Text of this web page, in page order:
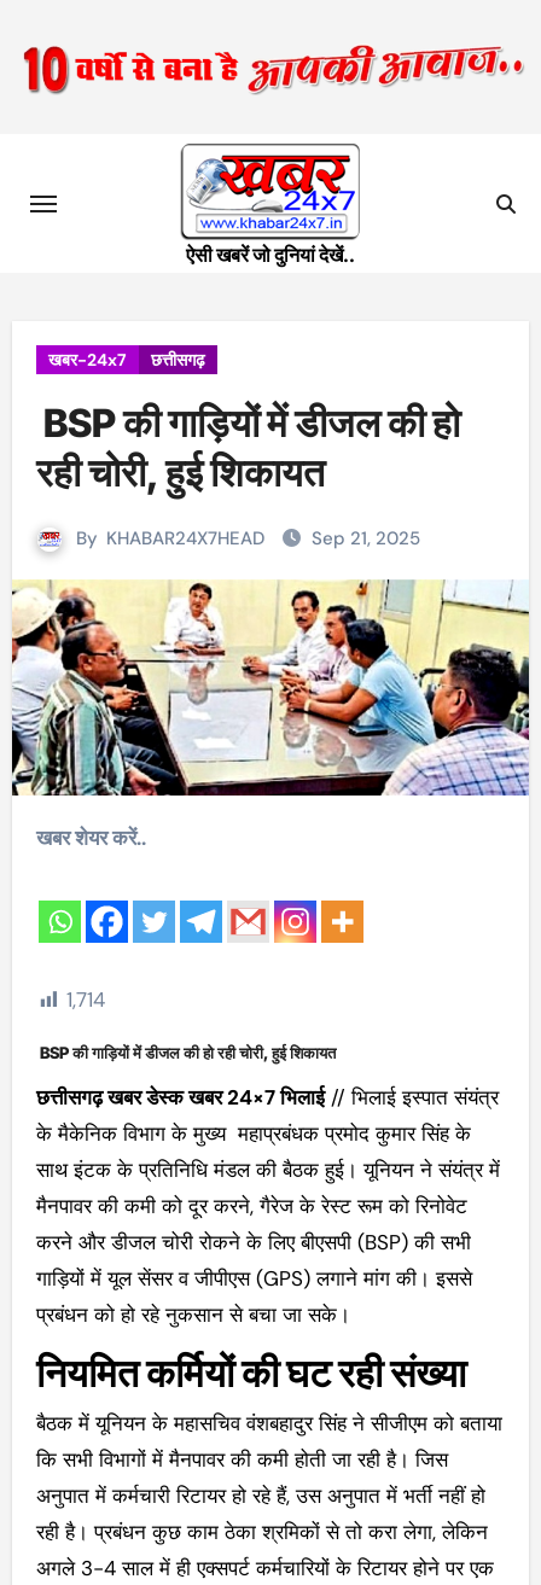
content
ऐसी खबरें जो दुनियां देखें..
खबर-24x7 छत्तीसगढ़
BSP की गाड़ियों में डीजल की हो
रही चोरी, हुई शिकायत
By KHABAR24X7HEAD Sep 21, 2025
खबर शेयर करें..
1,714
BSP की गाड़ियों में डीजल की हो रही चोरी, हुई शिकायत
छत्तीसगढ़ खबर डेस्क खबर 24×7भिलाई// भिलाई इस्पात संयंत्र
के मैकेनिक विभाग के मुख्य महाप्रबंधक प्रमोद कुमार सिंह के
साथ इंटक के प्रतिनिधि मंडल की बैठक हुई। यूनियन ने संयंत्र में
मैनपावर की कमी को दूर करने, गैरेज के रेस्ट रूम को रिनोवेट
करने और डीजल चोरी रोकने के लिए बीएसपी (BSP) की सभी
गाड़ियों में यूल सेंसर व जीपीएस (GPS) लगाने मांग की। इससे
प्रबंधन को हो रहे नुकसान से बचा जा सके।
नियमित कर्मियों की घट रही संख्या
बैठक में यूनियन के महासचिव वंशबहादुर सिंह ने सीजीएम को बताया
कि सभी विभागों में मैनपावर की कमी होती जा रही है। जिस
अनुपात में कर्मचारी रिटायर हो रहे हैं, उस अनुपात में भर्ती नहीं हो
रही है। प्रबंधन कुछ काम ठेका श्रमिकों से तो करा लेगा, लेकिन
अगले 3-4 साल में ही एक्सपर्ट कर्मचारियों के रिटायर होने पर एक